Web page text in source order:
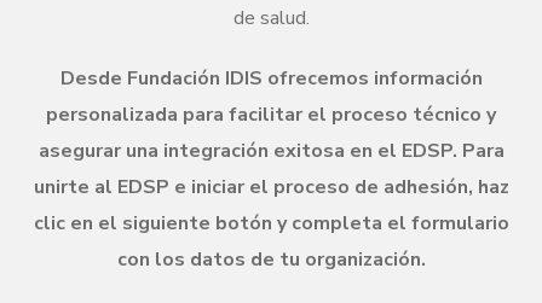
de salud.
Desde Fundación IDIS ofrecemos información
personalizada para facilitar el proceso técnico y
asegurar una integración exitosa en el EDSP. Para
unirte al EDSP e iniciar el proceso de adhesión, haz
clic en el siguiente botón y completa el formulario
con los datos de tu organización.